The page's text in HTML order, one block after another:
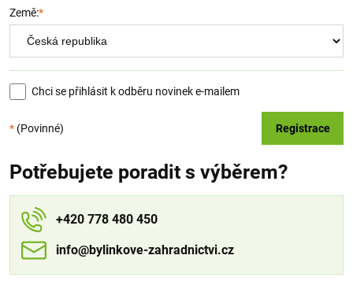
Země:*
Chci se přihlásit k odběru novinek e-mailem
* (Povinné) Registrace
Potřebujete poradit s výběrem?
+420 778 480 450
info​​@bylinkove-zahradnictvi​​.cz